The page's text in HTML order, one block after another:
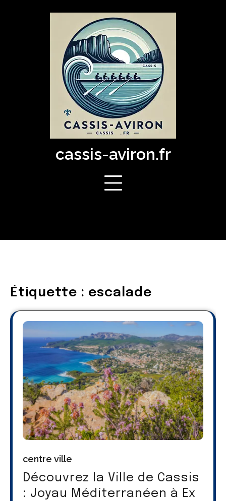
cassis-aviron.fr
Étiquette : escalade
centre ville
Découvrez la Ville de Cassis
: Joyau Méditerranéen à Ex